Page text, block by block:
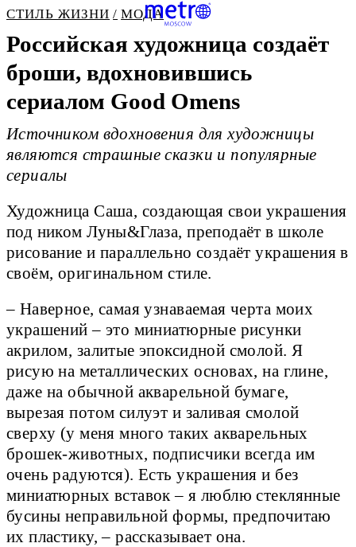
СТИЛЬ ЖИЗНИ МОДА
Российская художница создаёт
броши, вдохновившись
сериалом Good Omens
Источником вдохновения для художницы
являются страшные сказки и популярные
сериалы
Художница Саша, создающая свои украшения
под ником Луны&Глаза, преподаёт в школе
рисование и параллельно создаёт украшения в
своём, оригинальном стиле.
– Наверное, самая узнаваемая черта моих
украшений – это миниатюрные рисунки
акрилом, залитые эпоксидной смолой. Я
рисую на металлических основах, на глине,
даже на обычной акварельной бумаге,
вырезая потом силуэт и заливая смолой
сверху (у меня много таких акварельных
брошек-животных, подписчики всегда им
очень радуются). Есть украшения и без
миниатюрных вставок – я люблю стеклянные
бусины неправильной формы, предпочитаю
их пластику, – рассказывает она.